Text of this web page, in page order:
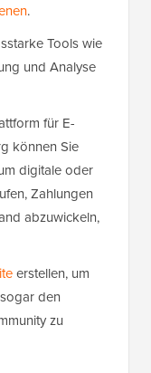
.
Tools wie
und Analyse
für E-
können Sie
digitale oder
Zahlungen
abzuwickeln,
erstellen, um
den
zu